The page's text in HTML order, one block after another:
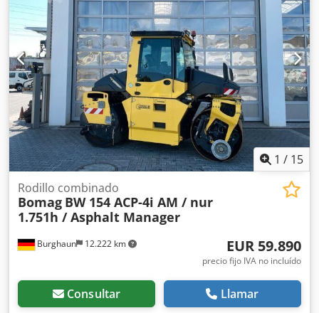
1 / 15
Burghaun 12.222 km
Rodillo combinado
Bomag BW 154 ACP-4i AM / nur
1.751h / Asphalt Manager
EUR 59.890
precio fijo IVA no incluído
Consultar Llamar